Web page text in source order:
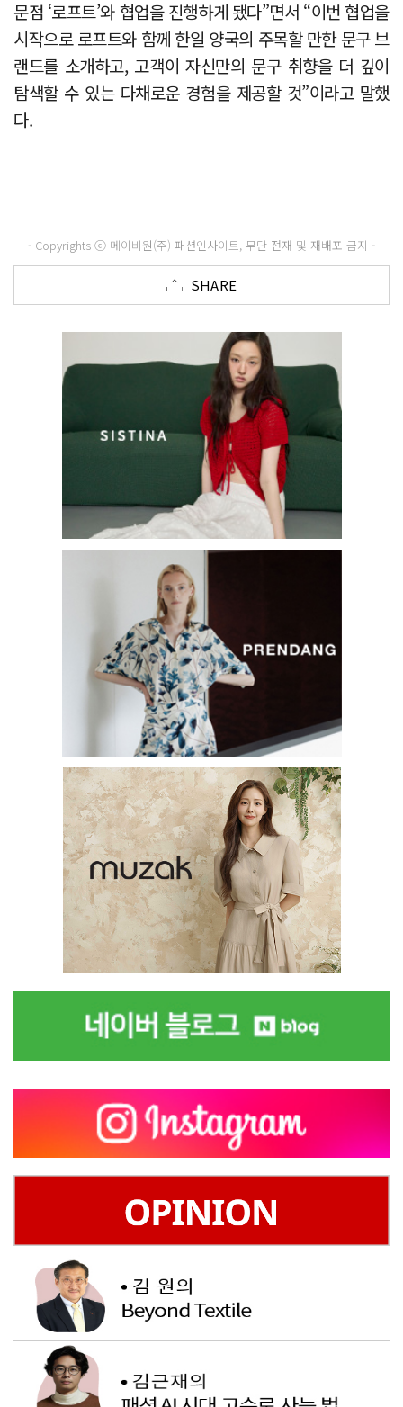
문점 ‘로프트’와 협업을 진행하게 됐다”면서 “이번 협업을
시작으로 로프트와 함께 한일 양국의 주목할 만한 문구 브
랜드를 소개하고, 고객이 자신만의 문구 취향을 더 깊이
탐색할 수 있는 다채로운 경험을 제공할 것”이라고 말했
다.
- Copyrights ⓒ 메이비원(주) 패션인사이트, 무단 전재 및 재배포 금지 -
SHARE